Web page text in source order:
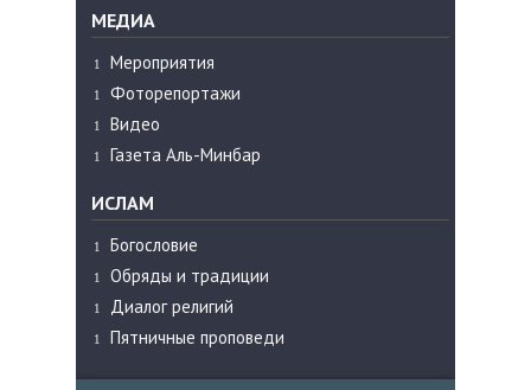
МЕДИА
Мероприятия
Фоторепортажи
Видео
Газета Аль-Минбар
ИСЛАМ
Богословие
Обряды и традиции
Диалог религий
Пятничные проповеди